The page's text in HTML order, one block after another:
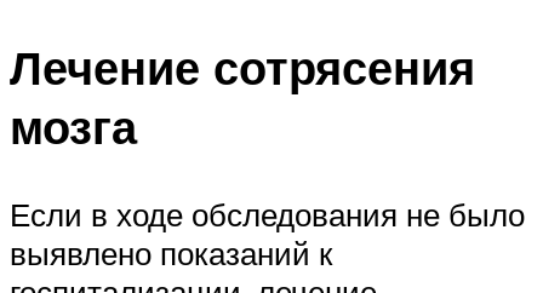
Лечение сотрясения
мозга
Если в ходе обследования не было
выявлено показаний к